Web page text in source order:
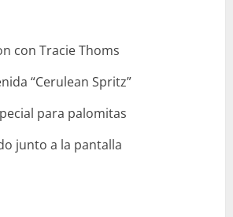
con Tracie Thoms
“Cerulean Spritz”
para palomitas
junto a la pantalla